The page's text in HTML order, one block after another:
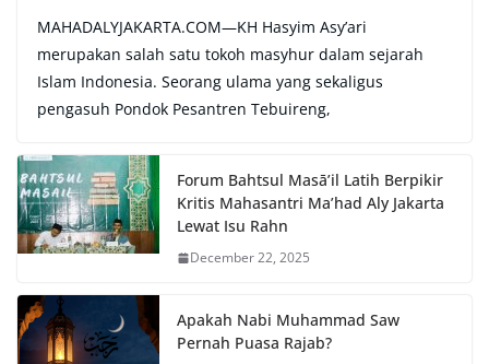
MAHADALYJAKARTA.COM—KH Hasyim Asy’ari
merupakan salah satu tokoh masyhur dalam sejarah
Islam Indonesia. Seorang ulama yang sekaligus
pengasuh Pondok Pesantren Tebuireng,
Forum Bahtsul Masā’il Latih Berpikir
Kritis Mahasantri Ma’had Aly Jakarta
Lewat Isu Rahn
December 22, 2025
Apakah Nabi Muhammad Saw
Pernah Puasa Rajab?